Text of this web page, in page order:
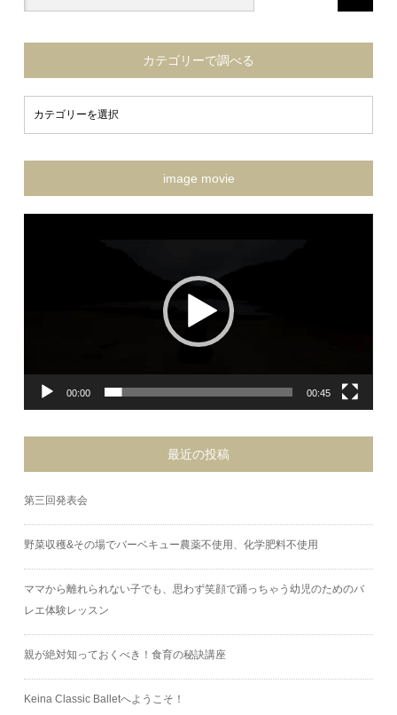
カテゴリーで調べる
image movie
動
00:00 00:45
最近の投稿
第三回発表会
野菜収穫&その場でバーベキュー農薬不使用、化学肥料不使用
ママから離れられない子でも、思わず笑顔で踊っちゃう幼児のためのバ
レエ体験レッスン
親が絶対知っておくべき！食育の秘訣講座
Keina Classic Balletへようこそ！